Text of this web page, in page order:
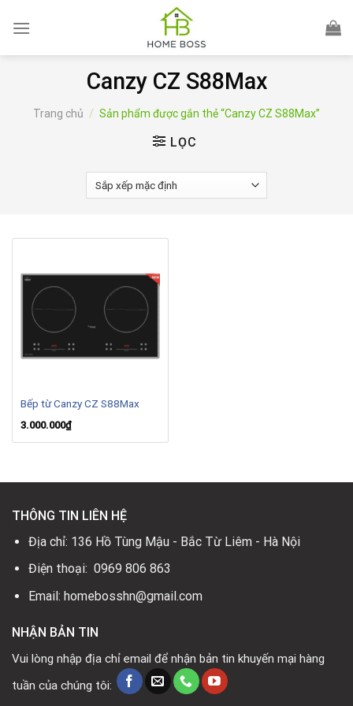
Canzy CZ S88Max
Trang chủ / Sản phẩm được gắn thẻ “Canzy CZ S88Max”
LỌC
Bếp từ Canzy CZ S88Max
3.000.000₫
THÔNG TIN LIÊN HỆ
Địa chỉ: 136 Hồ Tùng Mậu - Bắc Từ Liêm - Hà Nội
Điện thoại: 0969 806 863
Email: homebosshn@gmail.com
NHẬN BẢN TIN
Vui lòng nhập địa chỉ email để nhận bản tin khuyến mại hàng
tuần của chúng tôi: